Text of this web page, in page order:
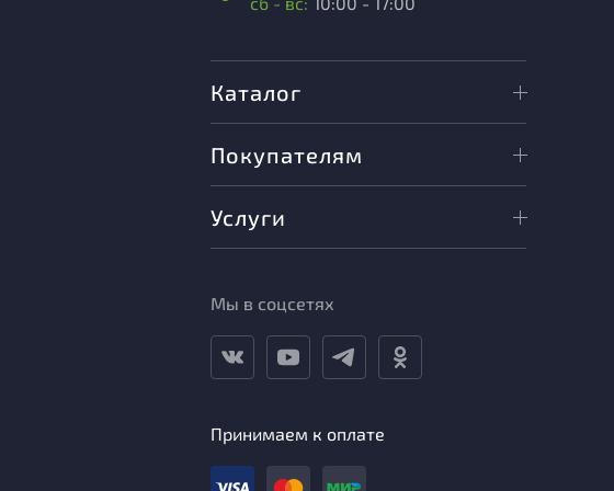
Каталог
Покупателям
Услуги
Мы в соцсетях
Принимаем к оплате